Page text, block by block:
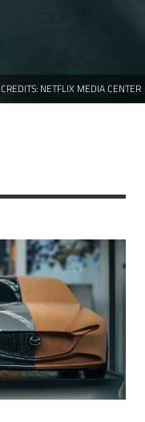
CREDITS: NETFLIX MEDIA CENTER